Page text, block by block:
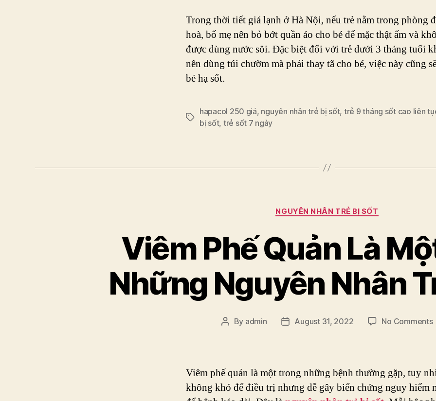
Trong thời tiết giá lạnh ở Hà Nội, nếu trẻ nằm trong phòng
hoà, bố mẹ nên bỏ bớt quần áo cho bé để mặc thật ấm và
được dùng nước sôi. Đặc biệt đối với trẻ dưới 3 tháng tuổi
nên dùng túi chườm mà phải thay tã cho bé, việc này cũng
bé hạ sốt.
Tags
hapacol 250 giá, nguyên nhân trẻ bị sốt, trẻ 9 tháng sốt cao liên
bị sốt, trẻ sốt 7 ngày
Categories
NGUYÊN NHÂN TRẺ BỊ SỐT
Viêm Phế Quản Là
Những Nguyên Nhân
Post
By admin
PostAugust 31, 2022 No Commentson
Viêm phế quản là một trong những bệnh thường gặp, tuy
không khó để điều trị nhưng dễ gây biến chứng nguy hiểm